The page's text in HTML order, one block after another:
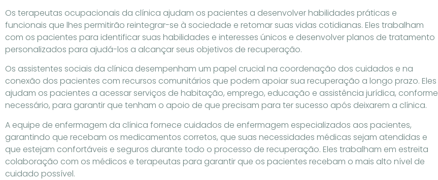
Os terapeutas ocupacionais da clínica ajudam os pacientes a desenvolver habilidades práticas e
funcionais que lhes permitirão reintegrar-se à sociedade e retomar suas vidas cotidianas. Eles trabalham
com os pacientes para identificar suas habilidades e interesses únicos e desenvolver planos de tratamento
personalizados para ajudá-los a alcançar seus objetivos de recuperação.
Os assistentes sociais da clínica desempenham um papel crucial na coordenação dos cuidados e na
conexão dos pacientes com recursos comunitários que podem apoiar sua recuperação a longo prazo. Eles
ajudam os pacientes a acessar serviços de habitação, emprego, educação e assistência jurídica, conforme
necessário, para garantir que tenham o apoio de que precisam para ter sucesso após deixarem a clínica.
A equipe de enfermagem da clínica fornece cuidados de enfermagem especializados aos pacientes,
garantindo que recebam os medicamentos corretos, que suas necessidades médicas sejam atendidas e
que estejam confortáveis e seguros durante todo o processo de recuperação. Eles trabalham em estreita
colaboração com os médicos e terapeutas para garantir que os pacientes recebam o mais alto nível de
cuidado possível.